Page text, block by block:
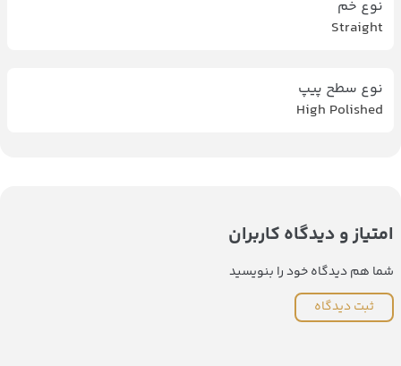
نوع خم
Straight
نوع سطح پیپ
High Polished
امتیاز و دیدگاه کاربران
شما هم دیدگاه خود را بنویسید
ثبت دیدگاه